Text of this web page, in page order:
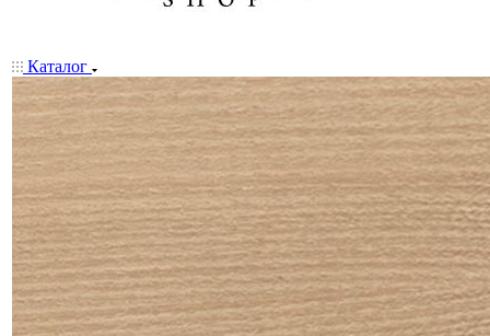
Каталог